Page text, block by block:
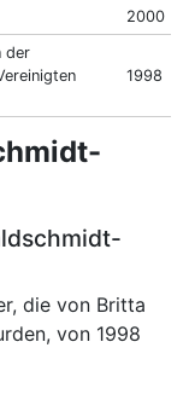
2000
der
1998
die von Britta
von 1998